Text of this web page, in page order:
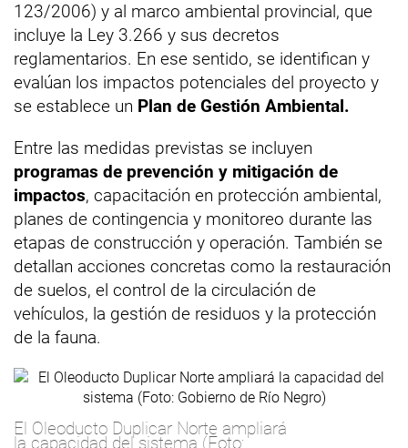
123/2006) y al marco ambiental provincial, que
incluye la Ley 3.266 y sus decretos
reglamentarios. En ese sentido, se identifican y
evalúan los impactos potenciales del proyecto y
se establece un Plan de Gestión Ambiental.
Entre las medidas previstas se incluyen
programas de prevención y mitigación de
impactos, capacitación en protección ambiental,
planes de contingencia y monitoreo durante las
etapas de construcción y operación. También se
detallan acciones concretas como la restauración
de suelos, el control de la circulación de
vehículos, la gestión de residuos y la protección
de la fauna.
El Oleoducto Duplicar Norte ampliará
la capacidad del sistema (Foto: